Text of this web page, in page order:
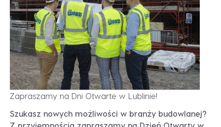
Zapraszamy na Dni Otwarte w Lublinie!
Szukasz nowych możliwości w branży budowlanej?
Z przyjemnością zapraszamy na Dzień Otwarty w